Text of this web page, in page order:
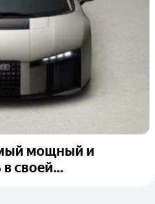
мощный и
своей...